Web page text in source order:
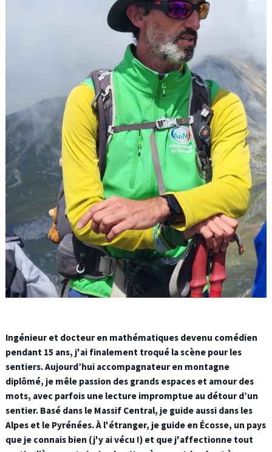
Ingénieur et docteur en mathématiques devenu comédien
pendant 15 ans, j'ai finalement troqué la scène pour les
sentiers. Aujourd’hui accompagnateur en montagne
diplômé, je mêle passion des grands espaces et amour des
mots, avec parfois une lecture impromptue au détour d’un
sentier. Basé dans le Massif Central, je guide aussi dans les
Alpes et le Pyrénées. À l'étranger, je guide en Écosse, un pays
que je connais bien (j'y ai vécu !) et que j'affectionne tout